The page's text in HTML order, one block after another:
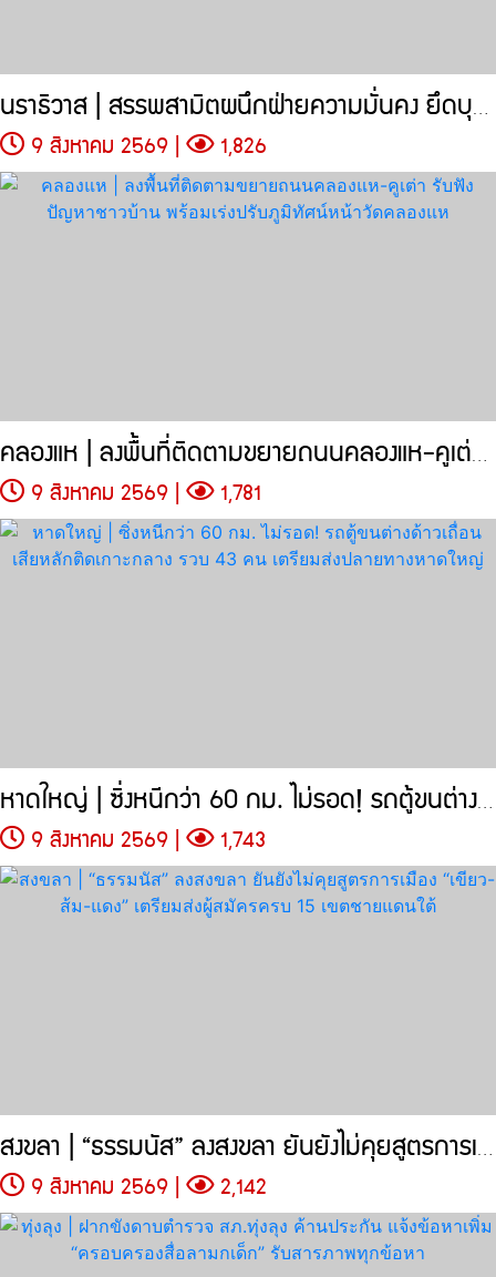
นราธิวาส | สรรพสามิตผนึกฝ่ายความมั่นคง ยึดบุหรี่เถื่อน 4.55 ล้านมวน
9 สิงหาคม 2569 | 1,826
คลองแห | ลงพื้นที่ติดตามขยายถนนคลองแห-คูเต่า รับฟังปัญหาชาวบ้าน
9 สิงหาคม 2569 | 1,781
หาดใหญ่ | ซิ่งหนีกว่า 60 กม. ไม่รอด! รถตู้ขนต่างด้าวเถื่อน
9 สิงหาคม 2569 | 1,743
สงขลา | “ธรรมนัส” ลงสงขลา ยันยังไม่คุยสูตรการเมือง “เขียว-ส้ม-แดง”
9 สิงหาคม 2569 | 2,142